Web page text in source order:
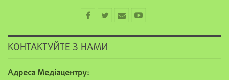
КОНТАКТУЙТЕ З НАМИ
Адреса Медіацентру: